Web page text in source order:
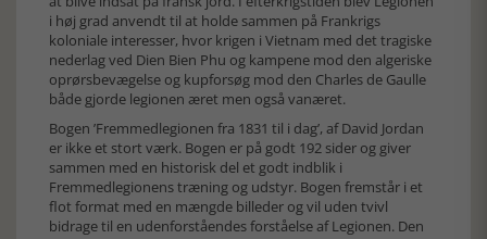
i høj grad anvendt til at holde sammen på Frankrigs
koloniale interesser, hvor krigen i Vietnam med det tragiske
nederlag ved Dien Bien Phu og kampene mod den algeriske
oprørsbevægelse og kupforsøg mod den Charles de Gaulle
både gjorde legionen æret men også vanæret.
Bogen ’Fremmedlegionen fra 1831 til i dag’, af David Jordan
er ikke et stort værk. Bogen er på godt 192 sider og giver
sammen med en historisk del et godt indblik i
Fremmedlegionens træning og udstyr. Bogen fremstår i et
flot format med en mængde billeder og vil uden tvivl
bidrage til en udenforståendes forståelse af Legionen. Den